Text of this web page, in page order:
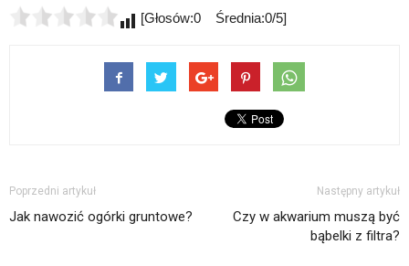
[Głosów:0 Średnia:0/5]
Poprzedni artykuł
Jak nawozić ogórki gruntowe?
Następny artykuł
Czy w akwarium muszą być
bąbelki z filtra?